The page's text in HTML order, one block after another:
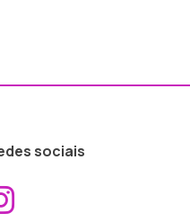
sociais
ao